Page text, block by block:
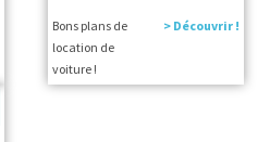
Bons plans de
location de
voiture !
> Découvrir !